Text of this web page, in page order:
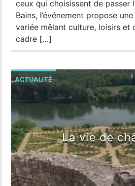
ceux qui choisissent de passer
Bains, l’événement propose
variée mêlant culture, loisirs et
cadre […]
ACTUALITÉ
La vie de